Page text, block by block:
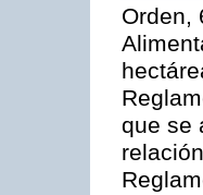
Orden,
que se